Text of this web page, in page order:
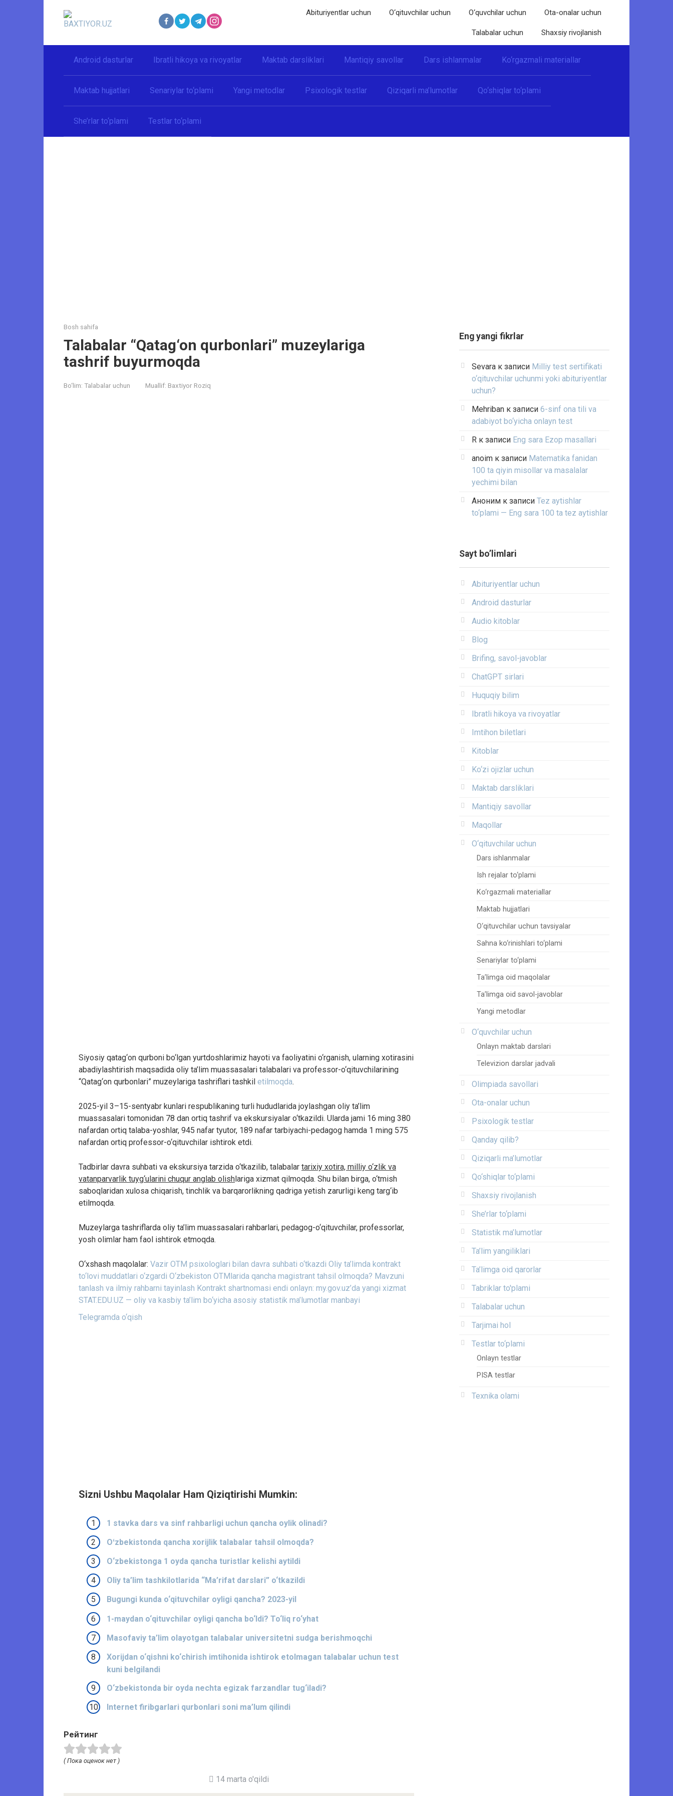
Abituriyentlar uchun O‘qituvchilar uchun O‘quvchilar uchun Ota-onalar uchun
Talabalar uchun Shaxsiy rivojlanish
Android dasturlar Ibratli hikoya va rivoyatlar Maktab darsliklari Mantiqiy savollar Dars ishlanmalar Ko‘rgazmali materiallar
Maktab hujjatlari Senariylar to‘plami Yangi metodlar Psixologik testlar Qiziqarli ma’lumotlar Qo‘shiqlar to‘plami
She’rlar to‘plami Testlar to‘plami
Bosh sahifa
Talabalar “Qatag‘on qurbonlari” muzeylariga
tashrif buyurmoqda
Bo‘lim: Talabalar uchun Muallif: Baxtiyor Roziq
Siyosiy qatag‘on qurboni bo‘lgan yurtdoshlarimiz hayoti va faoliyatini o‘rganish, ularning xotirasini
abadiylashtirish maqsadida oliy ta’lim muassasalari talabalari va professor-o‘qituvchilarining
“Qatag‘on qurbonlari” muzeylariga tashriflari tashkil etilmoqda.
2025-yil 3–15-sentyabr kunlari respublikaning turli hududlarida joylashgan oliy ta’lim
muassasalari tomonidan 78 dan ortiq tashrif va ekskursiyalar o‘tkazildi. Ularda jami 16 ming 380
nafardan ortiq talaba-yoshlar, 945 nafar tyutor, 189 nafar tarbiyachi-pedagog hamda 1 ming 575
nafardan ortiq professor-o‘qituvchilar ishtirok etdi.
Tadbirlar davra suhbati va ekskursiya tarzida o‘tkazilib, talabalar tarixiy xotira, milliy o‘zlik va
vatanparvarlik tuyg‘ularini chuqur anglab olish lariga xizmat qilmoqda. Shu bilan birga, o‘tmish
saboqlaridan xulosa chiqarish, tinchlik va barqarorlikning qadriga yetish zarurligi keng targ‘ib
etilmoqda.
Muzeylarga tashriflarda oliy ta’lim muassasalari rahbarlari, pedagog-o‘qituvchilar, professorlar,
yosh olimlar ham faol ishtirok etmoqda.
O‘xshash maqolalar: Vazir OTM psixologlari bilan davra suhbati o‘tkazdi Oliy ta’limda kontrakt
to‘lovi muddatlari o‘zgardi O‘zbekiston OTMlarida qancha magistrant tahsil olmoqda? Mavzuni
tanlash va ilmiy rahbarni tayinlash Kontrakt shartnomasi endi onlayn: my.gov.uz’da yangi xizmat
STAT.EDU.UZ — oliy va kasbiy ta’lim bo‘yicha asosiy statistik ma’lumotlar manbayi
Telegramda o‘qish
Sizni Ushbu Maqolalar Ham Qiziqtirishi Mumkin:
1 stavka dars va sinf rahbarligi uchun qancha oylik olinadi?
Oʻzbekistonda qancha xorijlik talabalar tahsil olmoqda?
O‘zbekistonga 1 oyda qancha turistlar kelishi aytildi
Oliy ta’lim tashkilotlarida “Ma’rifat darslari” o‘tkazildi
Bugungi kunda o‘qituvchilar oyligi qancha? 2023-yil
1-maydan o‘qituvchilar oyligi qancha bo‘ldi? To‘liq ro‘yhat
Masofaviy ta’lim olayotgan talabalar universitetni sudga berishmoqchi
Xorijdan o‘qishni ko‘chirish imtihonida ishtirok etolmagan talabalar uchun test
kuni belgilandi
O‘zbekistonda bir oyda nechta egizak farzandlar tug‘iladi?
Internet firibgarlari qurbonlari soni ma’lum qilindi
Рейтинг
( Пока оценок нет )
14 marta o'qildi
Eng yangi fikrlar
Sevara к записи Milliy test sertifikati
o‘qituvchilar uchunmi yoki abituriyentlar
uchun?
Mehriban к записи 6-sinf ona tili va
adabiyot bo‘yicha onlayn test
R к записи Eng sara Ezop masallari
anoim к записи Matematika fanidan
100 ta qiyin misollar va masalalar
yechimi bilan
Аноним к записи Tez aytishlar
to‘plami — Eng sara 100 ta tez aytishlar
Sayt bo’limlari
Abituriyentlar uchun
Android dasturlar
Audio kitoblar
Blog
Brifing, savol-javoblar
ChatGPT sirlari
Huquqiy bilim
Ibratli hikoya va rivoyatlar
Imtihon biletlari
Kitoblar
Ko‘zi ojizlar uchun
Maktab darsliklari
Mantiqiy savollar
Maqollar
O‘qituvchilar uchun
Dars ishlanmalar
Ish rejalar to‘plami
Ko‘rgazmali materiallar
Maktab hujjatlari
O‘qituvchilar uchun tavsiyalar
Sahna ko‘rinishlari to‘plami
Senariylar to‘plami
Ta’limga oid maqolalar
Ta’limga oid savol-javoblar
Yangi metodlar
O‘quvchilar uchun
Onlayn maktab darslari
Televizion darslar jadvali
Olimpiada savollari
Ota-onalar uchun
Psixologik testlar
Qanday qilib?
Qiziqarli ma’lumotlar
Qo‘shiqlar to‘plami
Shaxsiy rivojlanish
She’rlar to‘plami
Statistik ma’lumotlar
Ta’lim yangiliklari
Ta’limga oid qarorlar
Tabriklar to'plami
Talabalar uchun
Tarjimai hol
Testlar to‘plami
Onlayn testlar
PISA testlar
Texnika olami